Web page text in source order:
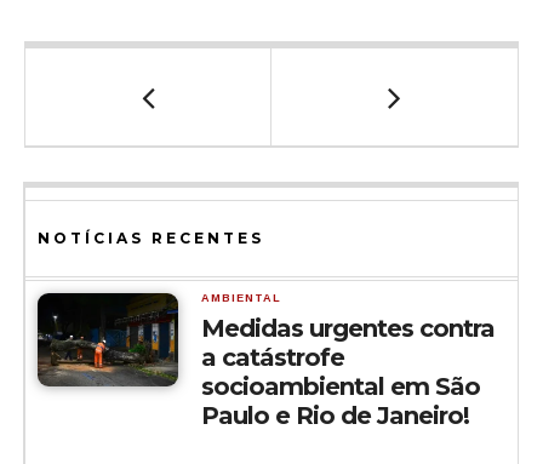
NOTÍCIAS RECENTES
AMBIENTAL
Medidas urgentes contra
a catástrofe
socioambiental em São
Paulo e Rio de Janeiro!